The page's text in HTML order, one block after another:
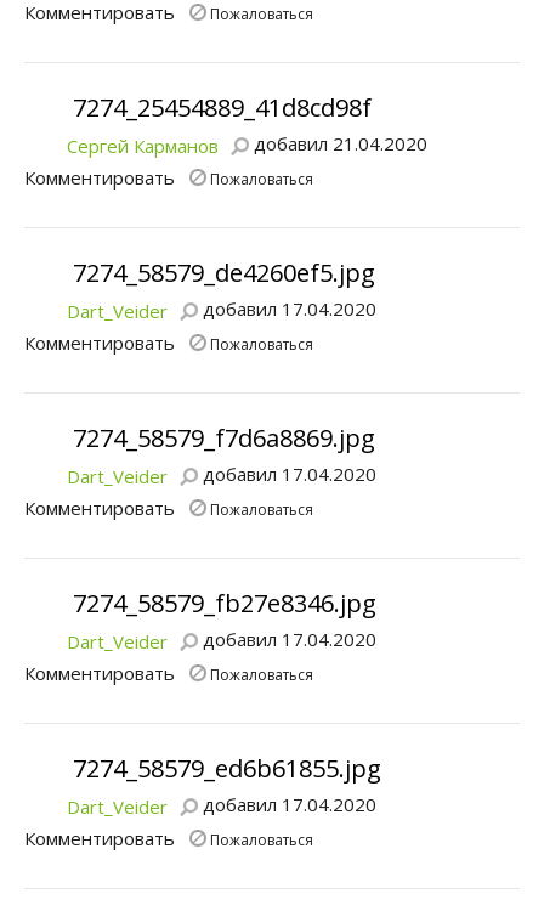
Комментировать Пожаловаться
7274_25454889_41d8cd98f
Сергей Карманов
добавил 21.04.2020
Комментировать
Пожаловаться
7274_58579_de4260ef5.jpg
Dart_Veider
добавил 17.04.2020
Комментировать
Пожаловаться
7274_58579_f7d6a8869.jpg
Dart_Veider
добавил 17.04.2020
Комментировать
Пожаловаться
7274_58579_fb27e8346.jpg
Dart_Veider
добавил 17.04.2020
Комментировать
Пожаловаться
7274_58579_ed6b61855.jpg
Dart_Veider
добавил 17.04.2020
Комментировать
Пожаловаться